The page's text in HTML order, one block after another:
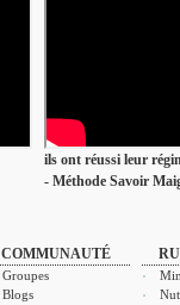
ils ont réussi leur
- Méthode Savoir
COMMUNAUTÉ
Groupes
Blogs